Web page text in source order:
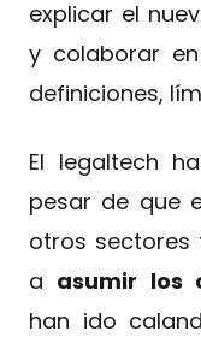
explicar el
y colaborar
definiciones,
El legaltech
pesar de que
otros sectores
a asumir los
han ido